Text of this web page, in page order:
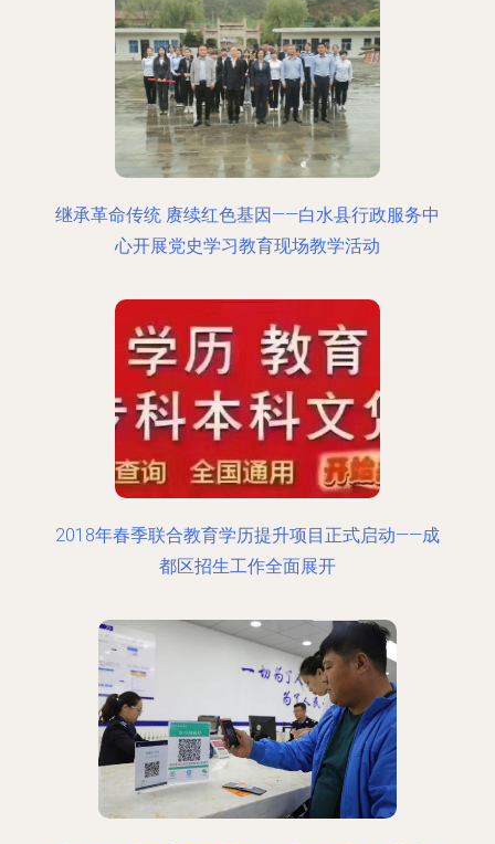
继承革命传统 赓续红色基因——白水县行政服务中
心开展党史学习教育现场教学活动
2018年春季联合教育学历提升项目正式启动——成
都区招生工作全面展开